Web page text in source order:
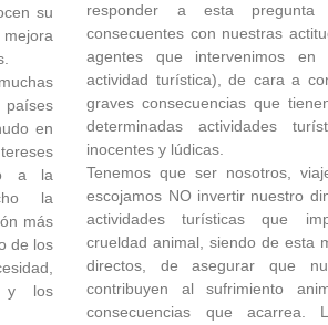
su
mejora
en
a la
la
más
de los
y los
responder a esta
consecuentes con nuestras
agentes que intervenimos
actividad turística), de cara a
graves consecuencias que
determinadas actividades
inocentes y lúdicas.
Tenemos que ser nosotros,
escojamos NO invertir nuestro
actividades turísticas que
crueldad animal, siendo de esta
directos, de asegurar que
contribuyen al sufrimiento
consecuencias que